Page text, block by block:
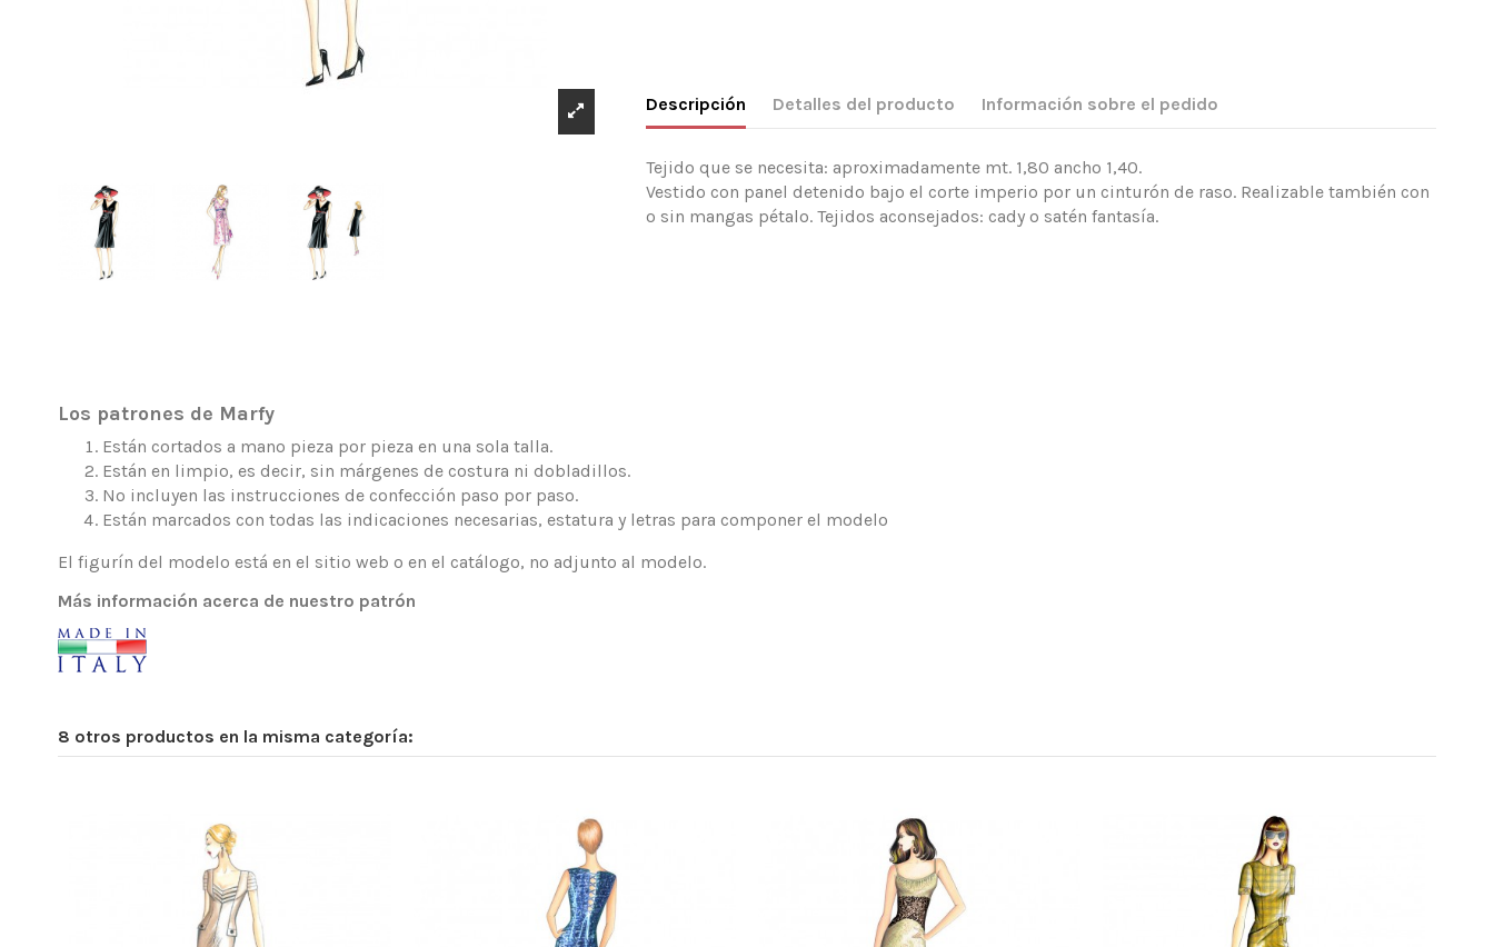
Descripción Detalles del producto Información sobre el pedido
Tejido que se necesita: aproximadamente mt. 1,80 ancho 1,40.
Vestido con panel detenido bajo el corte imperio por un cinturón de raso. Realizable también con
o sin mangas pétalo. Tejidos aconsejados: cady o satén fantasía.
Los patrones de Marfy
Están cortados a mano pieza por pieza en una sola talla.
Están en limpio, es decir, sin márgenes de costura ni dobladillos.
No incluyen las instrucciones de confección paso por paso.
Están marcados con todas las indicaciones necesarias, estatura y letras para componer el modelo
El figurín del modelo está en el sitio web o en el catálogo, no adjunto al modelo.
Más información acerca de nuestro patrón
8 otros productos en la misma categoría: